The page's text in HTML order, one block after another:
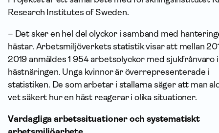
Research Institutes of Sweden.
– Det sker en hel del olyckor i samband med
hästar. Arbetsmiljöverkets statistik visar att mellan
2019 anmäldes 1 954 arbetsolyckor med sjukfrånvaro
hästnäringen. Unga kvinnor är överrepresenterade i
statistiken. De som arbetar i stallarna säger att man
vet säkert hur en häst reagerar i olika situationer.
Vardagliga arbetssituationer och systematiskt